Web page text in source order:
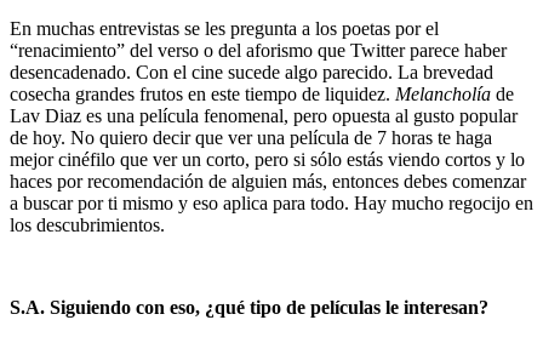
En muchas entrevistas se les pregunta a los poetas por el
“renacimiento” del verso o del aforismo que Twitter parece haber
desencadenado. Con el cine sucede algo parecido. La brevedad
cosecha grandes frutos en este tiempo de liquidez. Melancholía de
Lav Diaz es una película fenomenal, pero opuesta al gusto popular
de hoy. No quiero decir que ver una película de 7 horas te haga
mejor cinéfilo que ver un corto, pero si sólo estás viendo cortos y lo
haces por recomendación de alguien más, entonces debes comenzar
a buscar por ti mismo y eso aplica para todo. Hay mucho regocijo en
los descubrimientos.
S.A. Siguiendo con eso, ¿qué tipo de películas le interesan?